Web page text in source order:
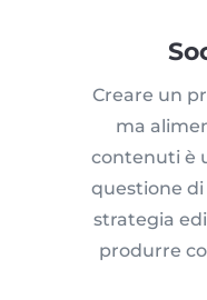
Creare un
ma
contenuti è
questione
strategia
produrre